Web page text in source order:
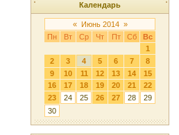
Календарь
« Июнь 2014 »
Пн
Вт Ср Чт Пт Сб
Вс
1
2
3 4 5 6 7
8
9
10 11 12 13 14
15
16
17 18 19 20 21
22
23
24 25 26 27 28
29
30